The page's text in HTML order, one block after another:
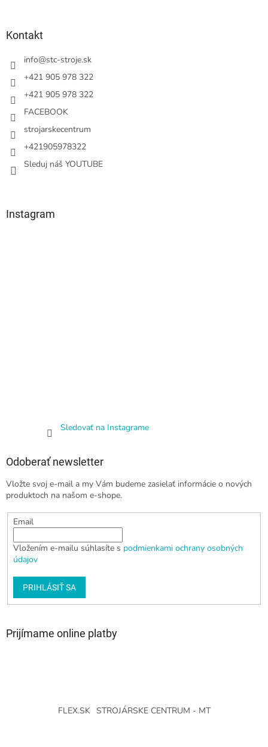
Kontakt
info@stc-stroje.sk
+421 905 978 322
+421 905 978 322
FACEBOOK
strojarskecentrum
+421905978322
Sleduj náš YOUTUBE
Instagram
Sledovať na Instagrame
Odoberať newsletter
Vložte svoj e-mail a my Vám budeme zasielať informácie o nových
produktoch na našom e-shope.
Email
Vložením e-mailu súhlasíte s podmienkami ochrany osobných
údajov
PRIHLÁSIŤ SA
Prijímame online platby
FLEX.SK STROJÁRSKE CENTRUM - MT